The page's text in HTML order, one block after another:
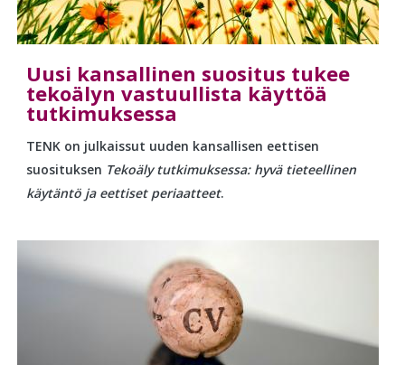
Uusi kansallinen suositus tukee
tekoälyn vastuullista käyttöä
tutkimuksessa
TENK on julkaissut uuden kansallisen eettisen
suosituksen Tekoäly tutkimuksessa: hyvä tieteellinen
käytäntö ja eettiset periaatteet.